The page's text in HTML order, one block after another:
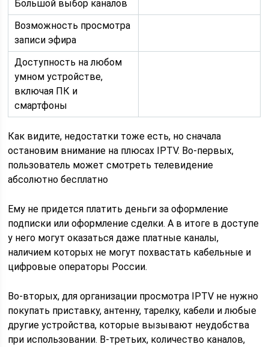
Большой выбор каналов
Возможность просмотра
записи эфира
Доступность на любом
умном устройстве,
включая ПК и
смартфоны
Как видите, недостатки тоже есть, но сначала
остановим внимание на плюсах IPTV. Во-первых,
пользователь может смотреть телевидение
абсолютно бесплатно
Ему не придется платить деньги за оформление
подписки или оформление сделки. А в итоге в доступе
у него могут оказаться даже платные каналы,
наличием которых не могут похвастать кабельные и
цифровые операторы России.
Во-вторых, для организации просмотра IPTV не нужно
покупать приставку, антенну, тарелку, кабели и любые
другие устройства, которые вызывают неудобства
при использовании. В-третьих, количество каналов,